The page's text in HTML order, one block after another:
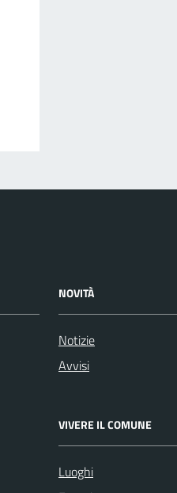
NOVITÀ
Notizie
Avvisi
VIVERE IL COMUNE
Luoghi